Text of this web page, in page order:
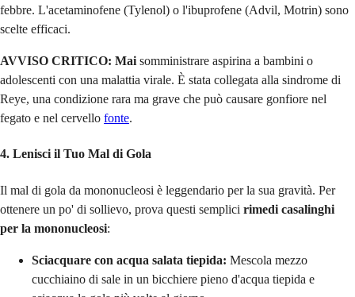
febbre. L'acetaminofene (Tylenol) o l'ibuprofene (Advil, Motrin) sono
scelte efficaci.
AVVISO CRITICO: Mai somministrare aspirina a bambini o
adolescenti con una malattia virale. È stata collegata alla sindrome di
Reye, una condizione rara ma grave che può causare gonfiore nel
fegato e nel cervello fonte.
4. Lenisci il Tuo Mal di Gola
Il mal di gola da mononucleosi è leggendario per la sua gravità. Per
ottenere un po' di sollievo, prova questi semplici rimedi casalinghi
per la mononucleosi:
Sciacquare con acqua salata tiepida: Mescola mezzo
cucchiaino di sale in un bicchiere pieno d'acqua tiepida e